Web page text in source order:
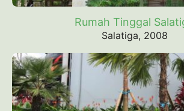
Rumah Tinggal
Salatiga, 2008